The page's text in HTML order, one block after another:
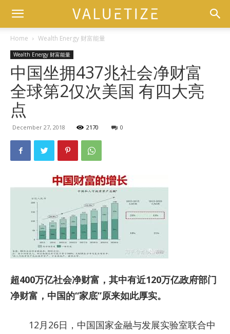
Home Wealth Energy 财富能量
Wealth Energy 财富能量
中国坐拥437兆社会净财富
全球第2仅次美国 有四大亮
点
December 27, 2018 2170 0
超400万亿社会净财富，其中有近120万亿政府部门
净财富，中国的“家底”原来如此厚实。
12月26日，中国国家金融与发展实验室联合中